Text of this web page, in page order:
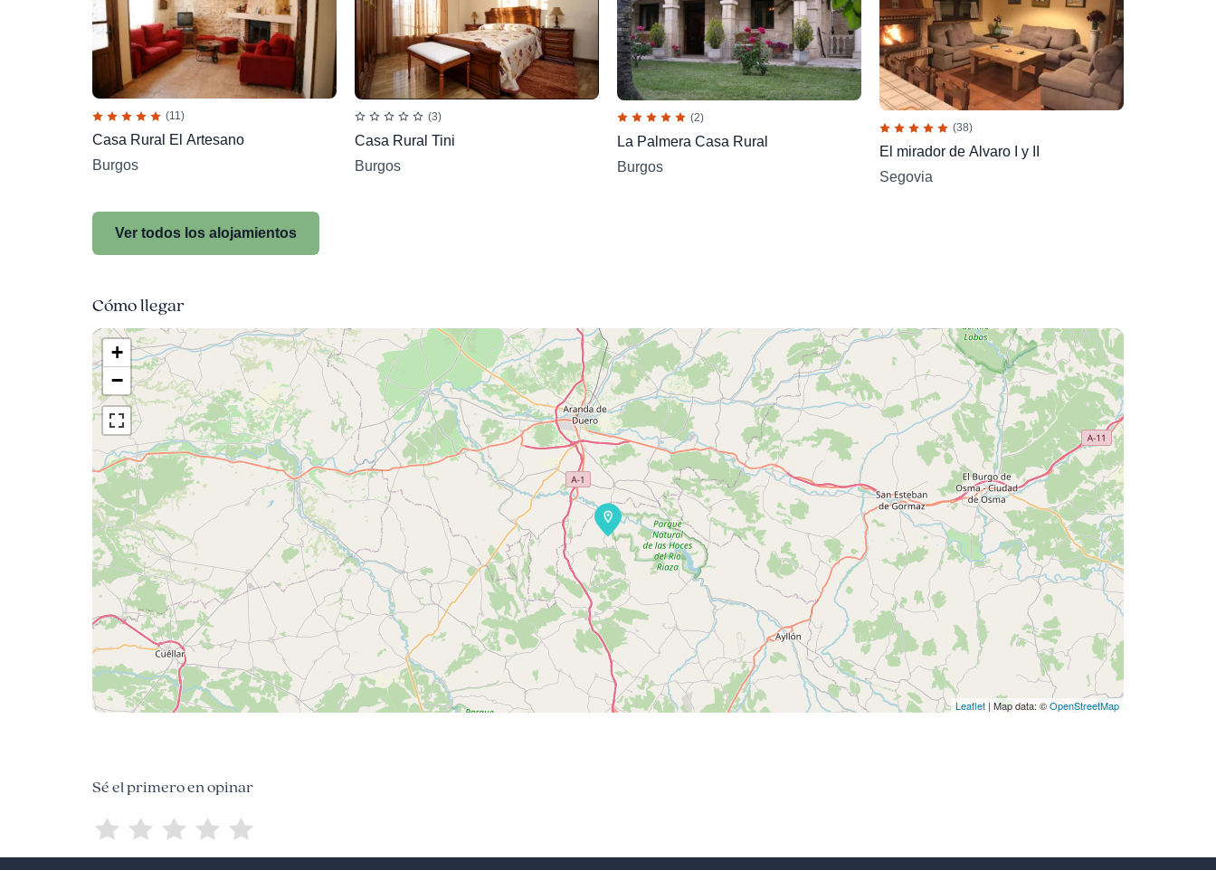
(11)
Casa Rural El Artesano
Burgos
(3)
Casa Rural Tini
Burgos
(2)
La Palmera Casa Rural
Burgos
(38)
El mirador de Alvaro I y II
Segovia
Ver todos los alojamientos
Cómo llegar
+
−
Leaflet | Map data: ©OpenStreetMap
Sé el primero en opinar